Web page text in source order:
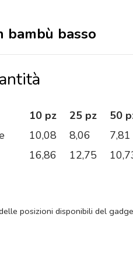
bambù basso
10 pz 25 pz 50
10,08 8,06 7,81
16,86 12,75
posizioni disponibili del